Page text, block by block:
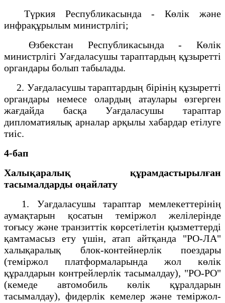
Түркия Республикасында - Көлік және
инфрақұрылым министрлігі;
Өзбекстан Республикасында - Көлік
министрлігі Уағдаласушы тараптардың құзыретті
органдары болып табылады.
2. Уағдаласушы тараптардың бірінің құзыретті
органдары немесе олардың атаулары өзгерген
жағдайда басқа Уағдаласушы тараптар
дипломатиялық арналар арқылы хабардар етілуге
тиіс.
4-бап
Халықаралық құрамдастырылған
тасымалдарды оңайлату
1. Уағдаласушы тараптар мемлекеттерінің
аумақтарын қосатын теміржол желілерінде
тоғысу және транзиттік көрсетілетін қызметтерді
қамтамасыз ету үшін, атап айтқанда "РО-ЛА"
халықаралық блок-контейнерлік поездары
(теміржол платформаларында жол көлік
құралдарын контрейлерлік тасымалдау), "РО-РО"
(кемеде автомобиль көлік құралдарын
тасымалдау), фидерлік кемелер және теміржол-